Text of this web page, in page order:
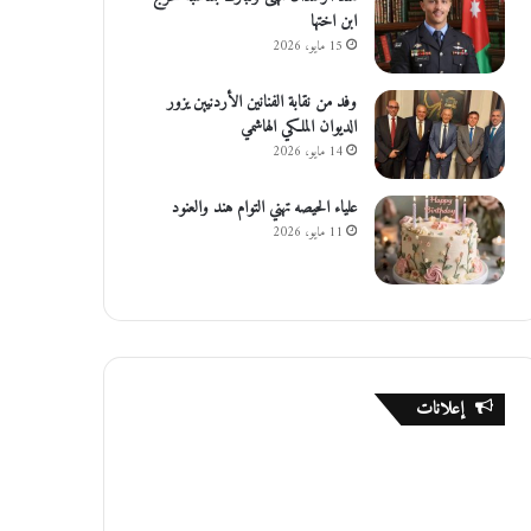
ابن اختها
15 مايو، 2026
وفد من نقابة الفنانين الأردنيين يزور
الديوان الملكي الهاشمي
14 مايو، 2026
علياء الحيصه تهني التوام هند والعنود
11 مايو، 2026
إعلانات